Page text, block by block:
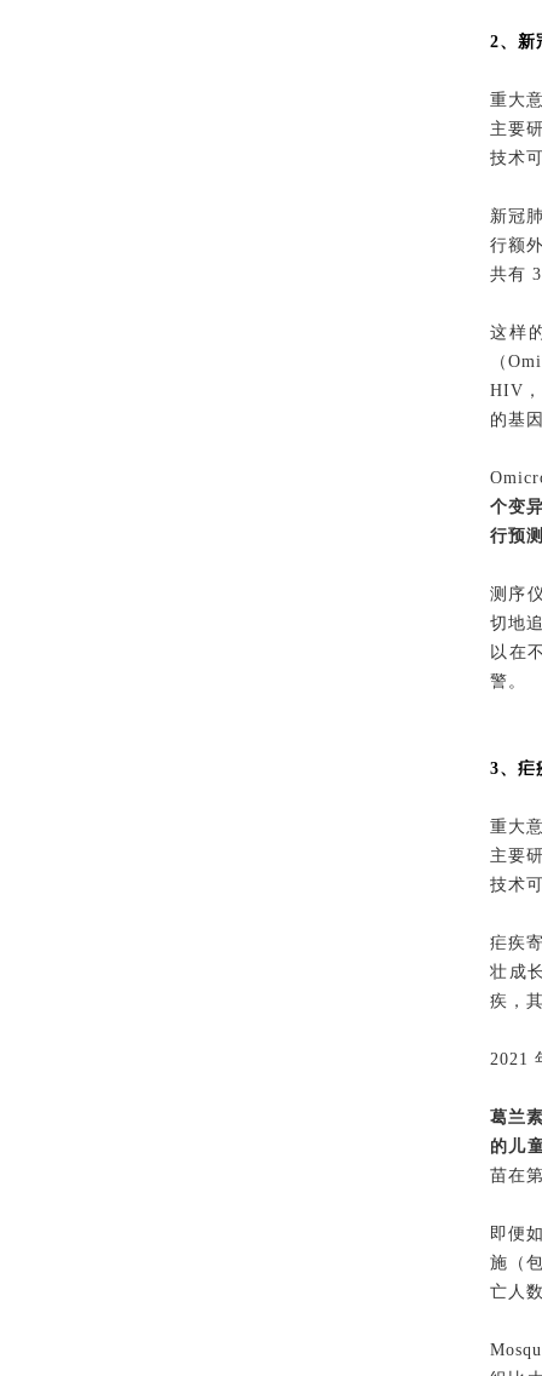
2、新
重大
主要
技术
新冠
行额
共有
这样
（
HIV
的基
个变
行预
测序
切地
以在
警。
3、疟
重大
主要
技术
疟疾
壮成
疾，
2021
葛兰
的儿
苗在
即便
施（
亡人